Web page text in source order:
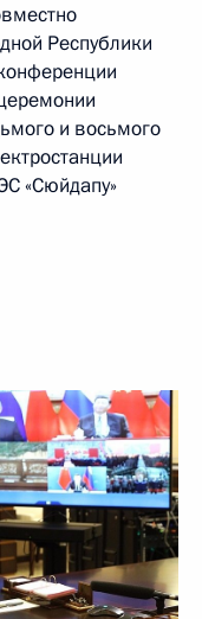
Республики
и восьмого
«Сюйдапу»